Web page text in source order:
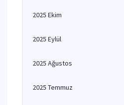
2025 Ekim
2025 Eylül
2025 Ağustos
2025 Temmuz